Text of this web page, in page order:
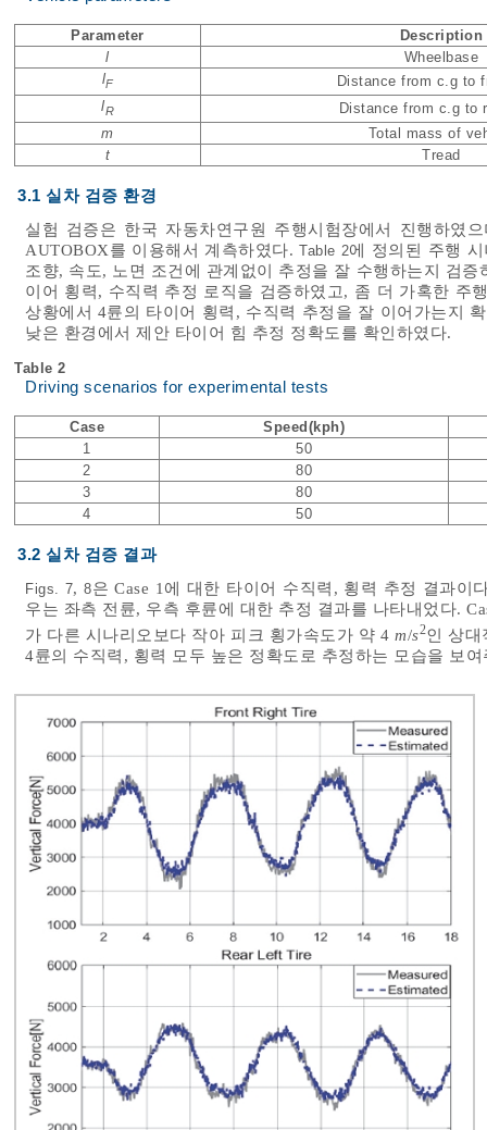
Parameter
Description
l
Wheelbase
lF
Distance from c.g to
lR
Distance from c.g to
m
Total mass of
t
Tread
3.1 실차 검증 환경
실험 검증은 한국 자동차연구원 주행시험장에서 진행하였
AUTOBOX를 이용해서 계측하였다.Table 2에 정의된 주행
조향, 속도, 노면 조건에 관계없이 추정을 잘 수행하는지 검
이어 횡력, 수직력 추정 로직을 검증하였고, 좀 더 가혹한 주
상황에서 4륜의 타이어 횡력, 수직력 추정을 잘 이어가는지
낮은 환경에서 제안 타이어 힘 추정 정확도를 확인하였다.
Table 2
Driving scenarios for experimental tests
Case
Speed(kph)
1
50
2
80
3
80
4
50
3.2 실차 검증 결과
Figs. 7,8은 Case 1에 대한 타이어 수직력, 횡력 추정 결과
우는 좌측 전륜, 우측 후륜에 대한 추정 결과를 나타내었다.
가 다른 시나리오보다 작아 피크 횡가속도가 약 4m/s2인 상대
4륜의 수직력, 횡력 모두 높은 정확도로 추정하는 모습을 보여